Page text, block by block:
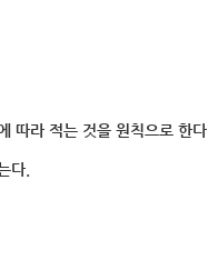
따라 적는 것을 원칙으로 한다.
다.